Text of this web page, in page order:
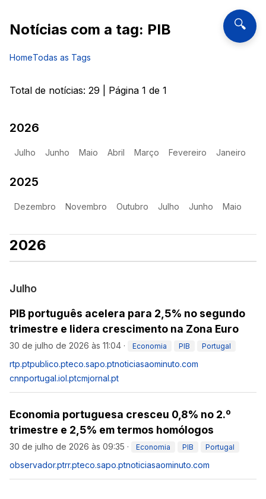
🔍
Notícias com a tag: PIB
HomeTodas as Tags
Total de notícias: 29 | Página 1 de 1
2026
Julho Junho Maio Abril Março Fevereiro Janeiro
2025
Dezembro Novembro Outubro Julho Junho Maio
2026
Julho
PIB português acelera para 2,5% no segundo
trimestre e lidera crescimento na Zona Euro
30 de julho de 2026 às 11:04 · Economia PIB Portugal
rtp.ptpublico.pteco.sapo.ptnoticiasaominuto.com
cnnportugal.iol.ptcmjornal.pt
Economia portuguesa cresceu 0,8% no 2.º
trimestre e 2,5% em termos homólogos
30 de julho de 2026 às 09:35 · Economia PIB Portugal
observador.ptrr.pteco.sapo.ptnoticiasaominuto.com